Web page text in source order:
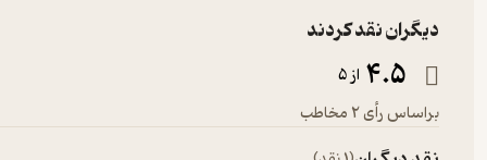
دیگران نقد کردند
4.5 از 5
براساس رأی 2 مخاطب